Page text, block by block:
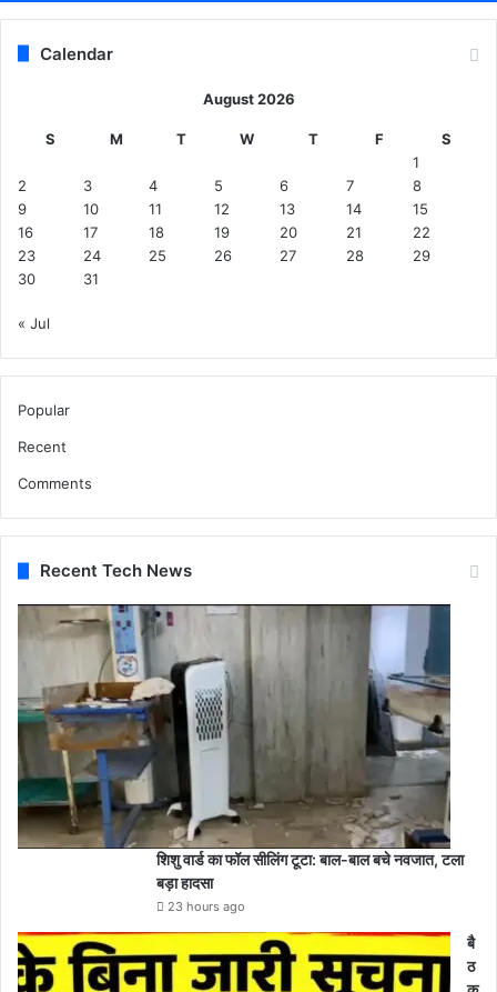
Calendar
August 2026
S M T W T F
S
1
2
3 4 5 6 7
8
9
10 11 12 13 14
15
16
17 18 19 20 21
22
23
24 25 26 27 28
29
30
31
« Jul
Popular
Recent
Comments
Recent Tech News
शिशु वार्ड का फॉल सीलिंग टूटा: बाल-बाल बचे नवजात, टला
बड़ा हादसा
23 hours ago
बै
ठ